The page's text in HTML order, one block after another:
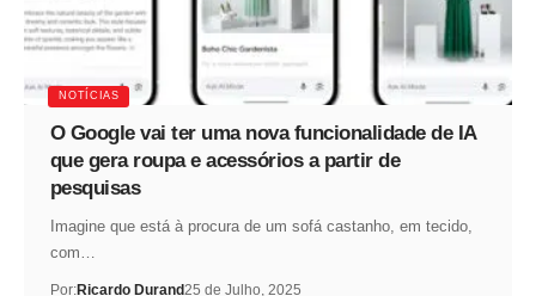
NOTÍCIAS
O Google vai ter uma nova funcionalidade de IA
que gera roupa e acessórios a partir de
pesquisas
Imagine que está à procura de um sofá castanho, em tecido,
com…
Por:Ricardo Durand25 de Julho, 2025